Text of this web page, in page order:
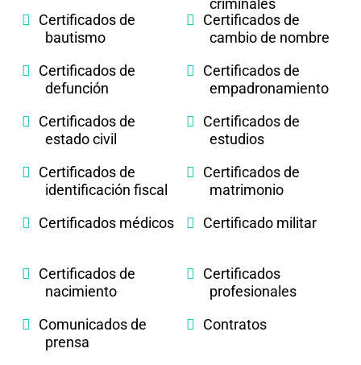
criminales
Certificados de
bautismo
Certificados de
cambio de nombre
Certificados de
defunción
Certificados de
empadronamiento
Certificados de
estado civil
Certificados de
estudios
Certificados de
identificación fiscal
Certificados de
matrimonio
Certificados médicos
Certificado militar
Certificados de
nacimiento
Certificados
profesionales
Comunicados de
prensa
Contratos